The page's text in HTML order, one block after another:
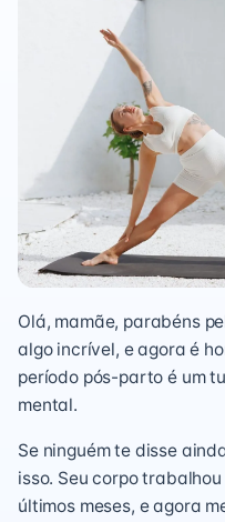
Olá, mamãe, parabéns
algo incrível, e agora é
período pós-parto é um
mental.
Se ninguém te disse
isso. Seu corpo
últimos meses, e agora